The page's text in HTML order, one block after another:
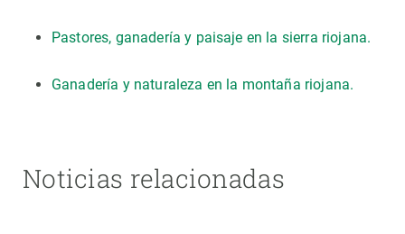
Pastores, ganadería y paisaje en la sierra riojana.
Ganadería y naturaleza en la montaña riojana.
Noticias relacionadas